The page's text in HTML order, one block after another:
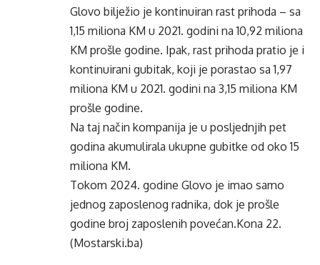
Glovo bilježio je kontinuiran rast prihoda – sa
1,15 miliona KM u 2021. godini na 10,92 miliona
KM prošle godine. Ipak, rast prihoda pratio je i
kontinuirani gubitak, koji je porastao sa 1,97
miliona KM u 2021. godini na 3,15 miliona KM
prošle godine.
Na taj način kompanija je u posljednjih pet
godina akumulirala ukupne gubitke od oko 15
miliona KM.
Tokom 2024. godine Glovo je imao samo
jednog zaposlenog radnika, dok je prošle
godine broj zaposlenih povećan.Kona 22.
(Mostarski.ba)